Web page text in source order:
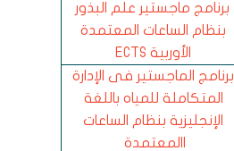
برنامج ماجستير علم البذور
بنظام الساعات المعتمدة
الأوربية ECTS
برنامج الماجستير فى الإدارة
المتكاملة للمياه باللغة
الإنجليزية بنظام الساعات
االمعتمدة